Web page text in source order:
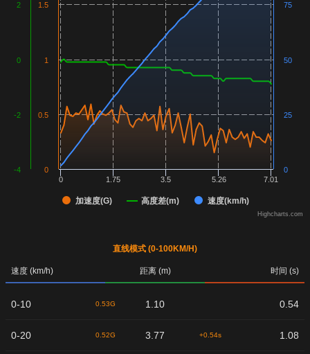
加速度(G) 高度差(m) 速度(km/h)
0 1.75 3.5 5.26 7.01
0
0.5
1
1.5
-4
-2
0
2
0
25
50
75
Highcharts.com
直线模式 (0-100KM/H)
速度 (km/h) 距离 (m) 时间 (s)
0-10 0.53G 1.10 0.54
0-20 0.52G 3.77 +0.54s 1.08